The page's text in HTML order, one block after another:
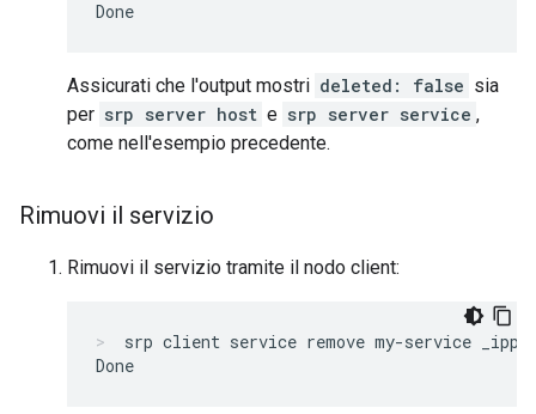
Assicurati che l'output mostri deleted: false sia
per srp server host e srp server service ,
come nell'esempio precedente.
Rimuovi il servizio
Rimuovi il servizio tramite il nodo client:
srp client service remove my-service